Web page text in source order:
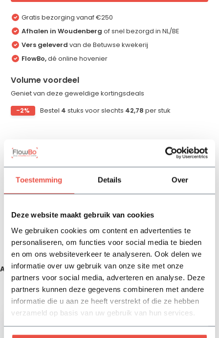
Toestemming Details Over
Deze website maakt gebruik van cookies
We gebruiken cookies om content en advertenties te
personaliseren, om functies voor social media te bieden
en om ons websiteverkeer te analyseren. Ook delen we
informatie over uw gebruik van onze site met onze
partners voor social media, adverteren en analyse. Deze
partners kunnen deze gegevens combineren met andere
informatie die u aan ze heeft verstrekt of die ze hebben
verzameld op basis van uw gebruik van hun services.
Gratis bezorging vanaf €250
Afhalen in Woudenberg of snel bezorgd in NL/BE
Vers geleverd van de Betuwse kwekerij
FlowBo,dé online hovenier
Volume voordeel
Geniet van deze geweldige kortingsdeals
-2%
Bestel 4 stuks voor slechts 42,78 per stuk
Productomschrijving
Specificaties
Reviews
Delen
Aanbevolen producten
Zojuist bekeken